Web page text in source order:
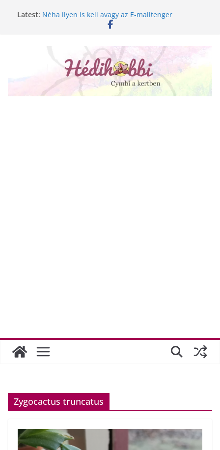
Latest: Néha ilyen is kell avagy az E-mailtenger
Golgotavirág nevelése magról
Növényápolási tippek, amiket jobb, ha elfelejtesz
A lepkeorchidea és a fűtésszezon
Zygocactus truncatus